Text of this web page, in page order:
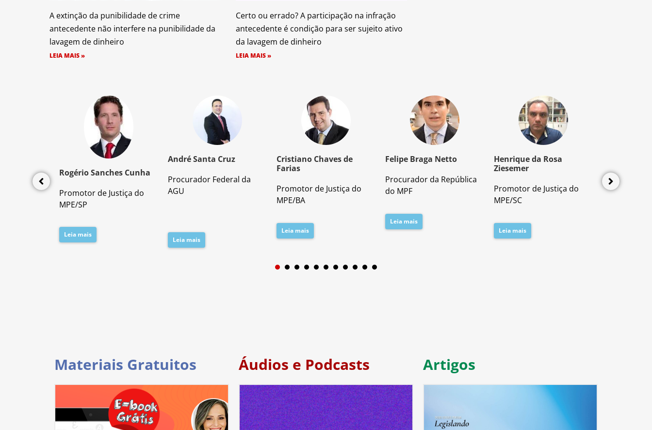
A extinção da punibilidade de crime
antecedente não interfere na punibilidade da
lavagem de dinheiro
LEIA MAIS »
Certo ou errado? A participação na infração
antecedente é condição para ser sujeito ativo
da lavagem de dinheiro
LEIA MAIS »
Civil
Rogério Sanches Cunha
Promotor de Justiça do
MPE/SP
Leia mais
André Santa Cruz
Procurador Federal da
AGU
Leia mais
Cristiano Chaves de
Farias
Promotor de Justiça do
MPE/BA
Leia mais
Felipe Braga Netto
Procurador da República
do MPF
Leia mais
Henrique da Rosa
Ziesemer
Promotor de Justiça do
MPE/SC
Leia mais
Advogado e
Direito
1 2
Materiais Gratuitos Áudios e Podcasts Artigos